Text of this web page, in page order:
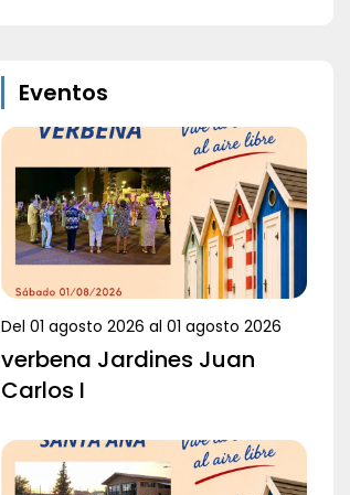
Eventos
Del 01 agosto 2026 al 01 agosto 2026
verbena Jardines Juan
Carlos I